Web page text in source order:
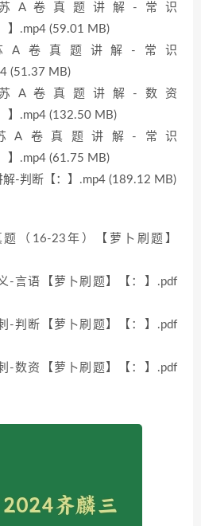
卷真题讲解-常识
】.mp4 (59.01 MB)
卷真题讲解-常识
(51.37 MB)
卷真题讲解-数资
】.mp4 (132.50 MB)
卷真题讲解-常识
】.mp4 (61.75 MB)
-判断【：】.mp4 (189.12 MB)
16-23年）【萝卜刷题】
语【萝卜刷题】【：】.pdf
断【萝卜刷题】【：】.pdf
资【萝卜刷题】【：】.pdf